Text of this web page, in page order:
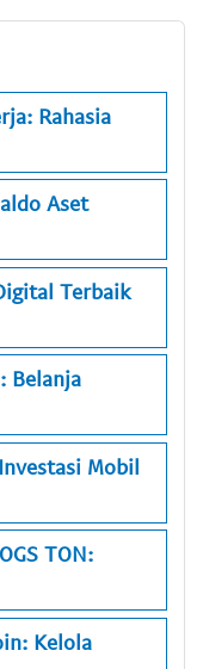
Rahasia
Aset
Terbaik
Belanja
Mobil
TON:
Kelola